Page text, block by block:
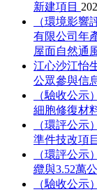
新建項目
（環境影
有限公司年
屋面自然通
江心沙江怡
公眾參與信
（驗收公示
細胞修復材
（環評公示
準件技改項目
（環評公示
纜與3.52萬
（驗收公示